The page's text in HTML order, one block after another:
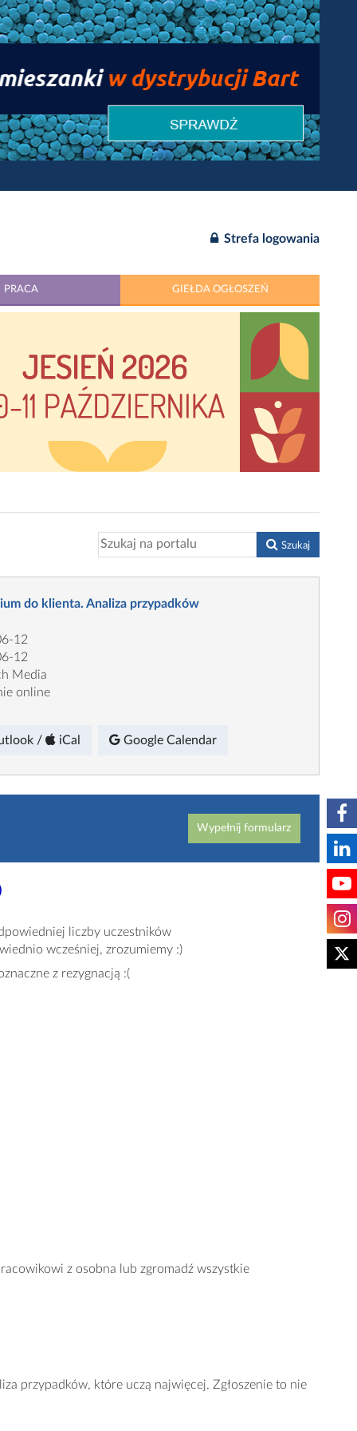
Strefa logowania
PRACA GIEŁDA OGŁOSZEŃ
Szukaj
do klienta. Analiza przypadków
12
12
Media
online
/ iCal Google Calendar
Wypełnij formularz
liczby uczestników
wcześniej, zrozumiemy :)
z rezygnacją :(
z osobna lub zgromadź wszystkie
przypadków, które uczą najwięcej. Zgłoszenie to nie